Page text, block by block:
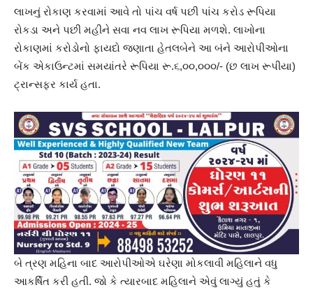
લાખનું રોકાણ કરવામાં આવે તો પાંચ વર્ષ પછી પાંચ કરોડ રૂપિયા
રોકડા અને પછી મહીને સવા નવ લાખ રૂપિયા મળશે. લાખોના
રોકાણમાં કરોડોનો ફાયદો જણાતા હેતલબેને આ બંને આરોપીઓના
બેંક એકાઉન્ટમાં સમયાંતરે રૂપિયા રૂ.૬,૦૦,૦૦૦/- (છ લાખ રૂપીયા)
ટ્રાન્સફર કાર્ય હતા.
બે ત્રણ મહિના બાદ આરોપીઓએ ઘરેણા મોકલાવી મહિલાને વધુ
આકર્ષિત કરી હતી. જો કે ત્યારબાદ મહિલાને એવું લાગ્યું હતું કે